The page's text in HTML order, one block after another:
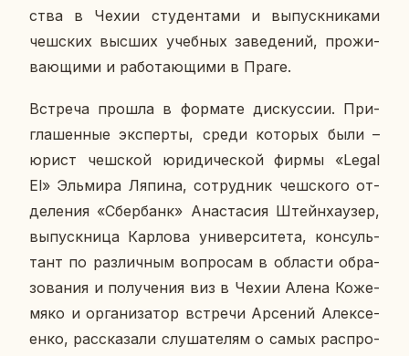
ства в Чехии сту­ден­та­ми и вы­пуск­ни­ка­ми
чеш­ских высших учеб­ных за­ве­де­ний, про­жи­
ва­ю­щи­ми и ра­бо­та­ю­щи­ми в Праге.
Встре­ча прошла в фор­ма­те дис­кус­сии. При­
гла­шен­ные экс­пер­ты, среди ко­то­рых были –
юрист чеш­ской юри­ди­че­ской фирмы «Legal
El» Эль­ми­ра Ляпина, со­труд­ник чеш­ско­го от­
де­ле­ния «Сбер­банк» Ана­ста­сия Штей­н­ха­у­зер,
вы­пуск­ни­ца Кар­ло­ва уни­вер­си­те­та, кон­суль­
тант по раз­лич­ным во­про­сам в об­ла­сти об­ра­
зо­ва­ния и по­лу­че­ния виз в Чехии Алена Ко­же­
мя­ко и ор­га­ни­за­тор встре­чи Ар­се­ний Алек­се­
ен­ко, рас­ска­за­ли слу­ша­те­лям о самых рас­про­